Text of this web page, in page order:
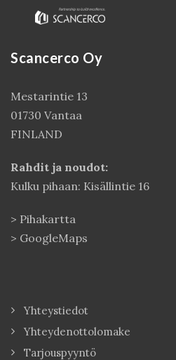
Scancerco Oy
Mestarintie 13
01730 Vantaa
FINLAND
Rahdit ja noudot:
Kulku pihaan: Kisällintie 16
> Pihakartta
> GoogleMaps
Yhteystiedot
Yhteydenottolomake
Tarjouspyyntö